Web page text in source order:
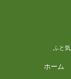
ふと
ホーム